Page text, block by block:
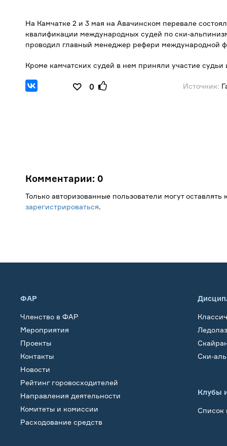
На Камчатке 2 и 3 мая на Авачинском перевале
квалификации международных судей по ски-
проводил главный менеджер рефери международной
Кроме камчатских судей в нем приняли участие
0 Источник:
Комментарии: 0
Только авторизованные пользователи могут
зарегистрироваться.
ФАР
Членство в ФАР
Мероприятия
Проекты
Контакты
Новости
Рейтинг горовосходителей
Направления деятельности
Комитеты и комиссии
Расходование средств
Ски-
Клубы
Список